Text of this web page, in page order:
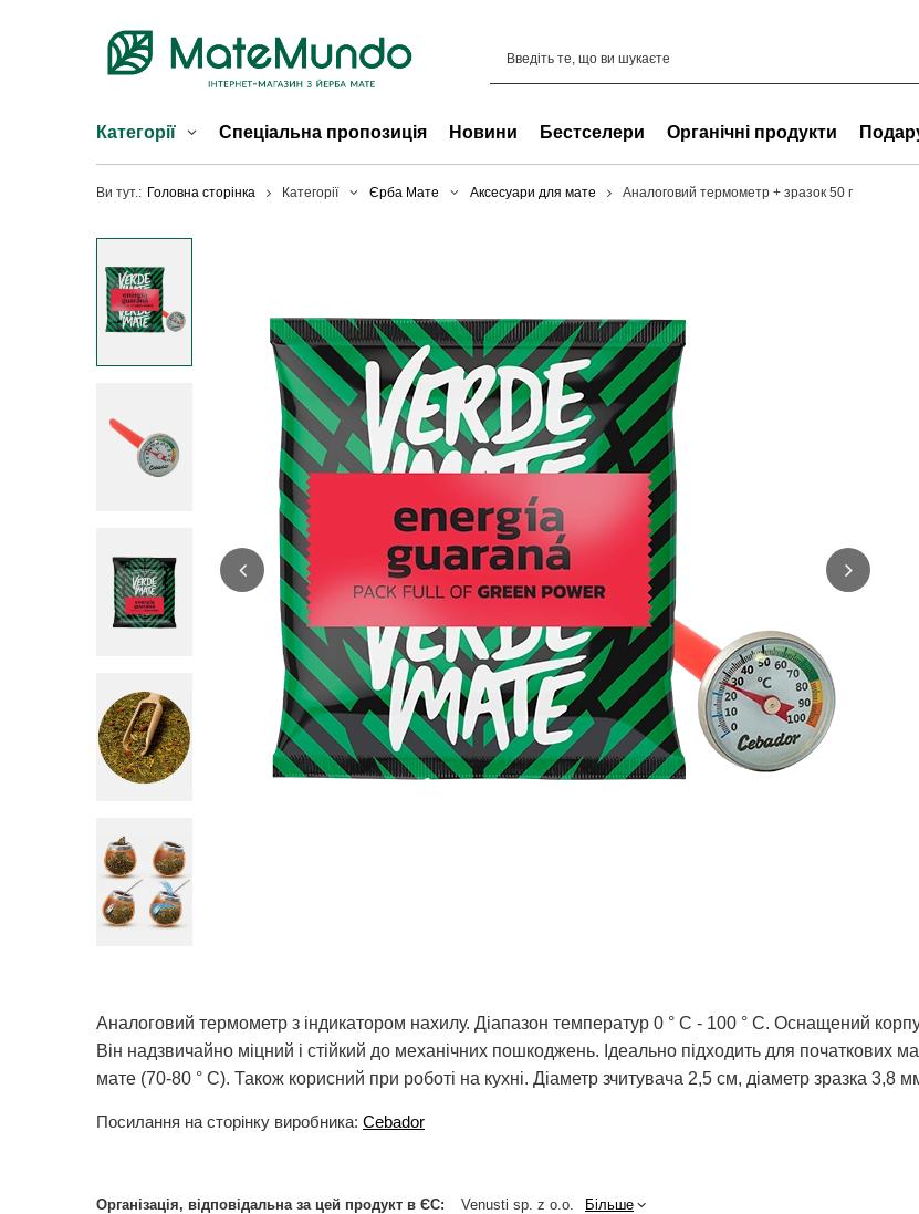
Категорії Спеціальна пропозиція Новини Бестселери Органічні продукти
Ви тут.: Головна сторінка Категорії Єрба Мате Аксесуари для мате Аналоговий термометр + зразок 50 г
Аналоговий термометр з індикатором нахилу. Діапазон температур 0 ° C - 100 ° C. Оснащений
Він надзвичайно міцний і стійкий до механічних пошкоджень. Ідеально підходить для початкових
мате (70-80 ° C). Також корисний при роботі на кухні. Діаметр зчитувача 2,5 см, діаметр зразка 3,8
Посилання на сторінку виробника: Cebador
Організація, відповідальна за цей продукт в ЄС Venusti sp. z o.o. Більше